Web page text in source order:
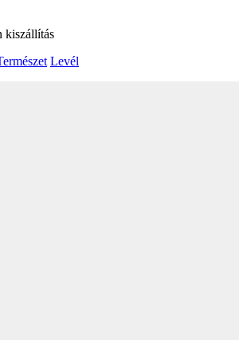
kiszállítás
Levél